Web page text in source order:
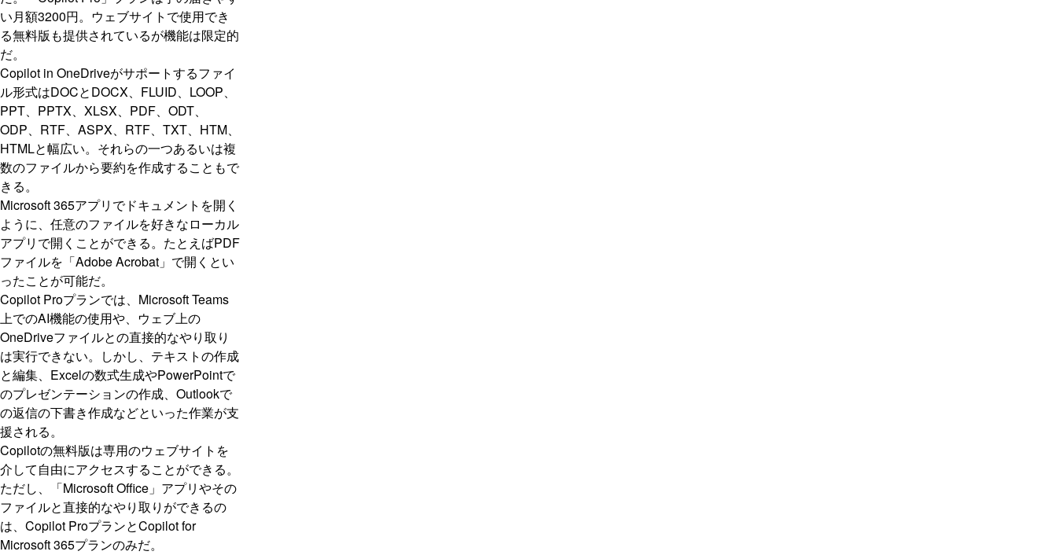
い月額3200円。ウェブサイトで使用でき
る無料版も提供されているが機能は限定的
だ。
Copilot in OneDriveがサポートするファイ
ル形式はDOCとDOCX、FLUID、LOOP、
PPT、PPTX、XLSX、PDF、ODT、
ODP、RTF、ASPX、RTF、TXT、HTM、
HTMLと幅広い。それらの一つあるいは複
数のファイルから要約を作成することもで
きる。
Microsoft 365アプリでドキュメントを開く
ように、任意のファイルを好きなローカル
アプリで開くことができる。たとえばPDF
ファイルを「Adobe Acrobat」で開くとい
ったことが可能だ。
Copilot Proプランでは、Microsoft Teams
上でのAI機能の使用や、ウェブ上の
OneDriveファイルとの直接的なやり取り
は実行できない。しかし、テキストの作成
と編集、Excelの数式生成やPowerPointで
のプレゼンテーションの作成、Outlookで
の返信の下書き作成などといった作業が支
援される。
Copilotの無料版は専用のウェブサイトを
介して自由にアクセスすることができる。
ただし、「Microsoft Office」アプリやその
ファイルと直接的なやり取りができるの
は、Copilot ProプランとCopilot for
Microsoft 365プランのみだ。